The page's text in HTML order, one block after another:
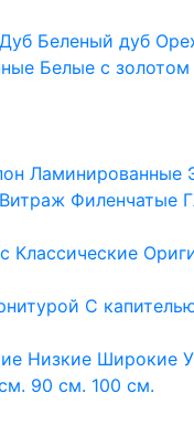
Дуб Беленый дуб
Белые с золотом
Ламинированные
Витраж Филенчатые
Классические
С
Низкие Широкие
90 см. 100 см.